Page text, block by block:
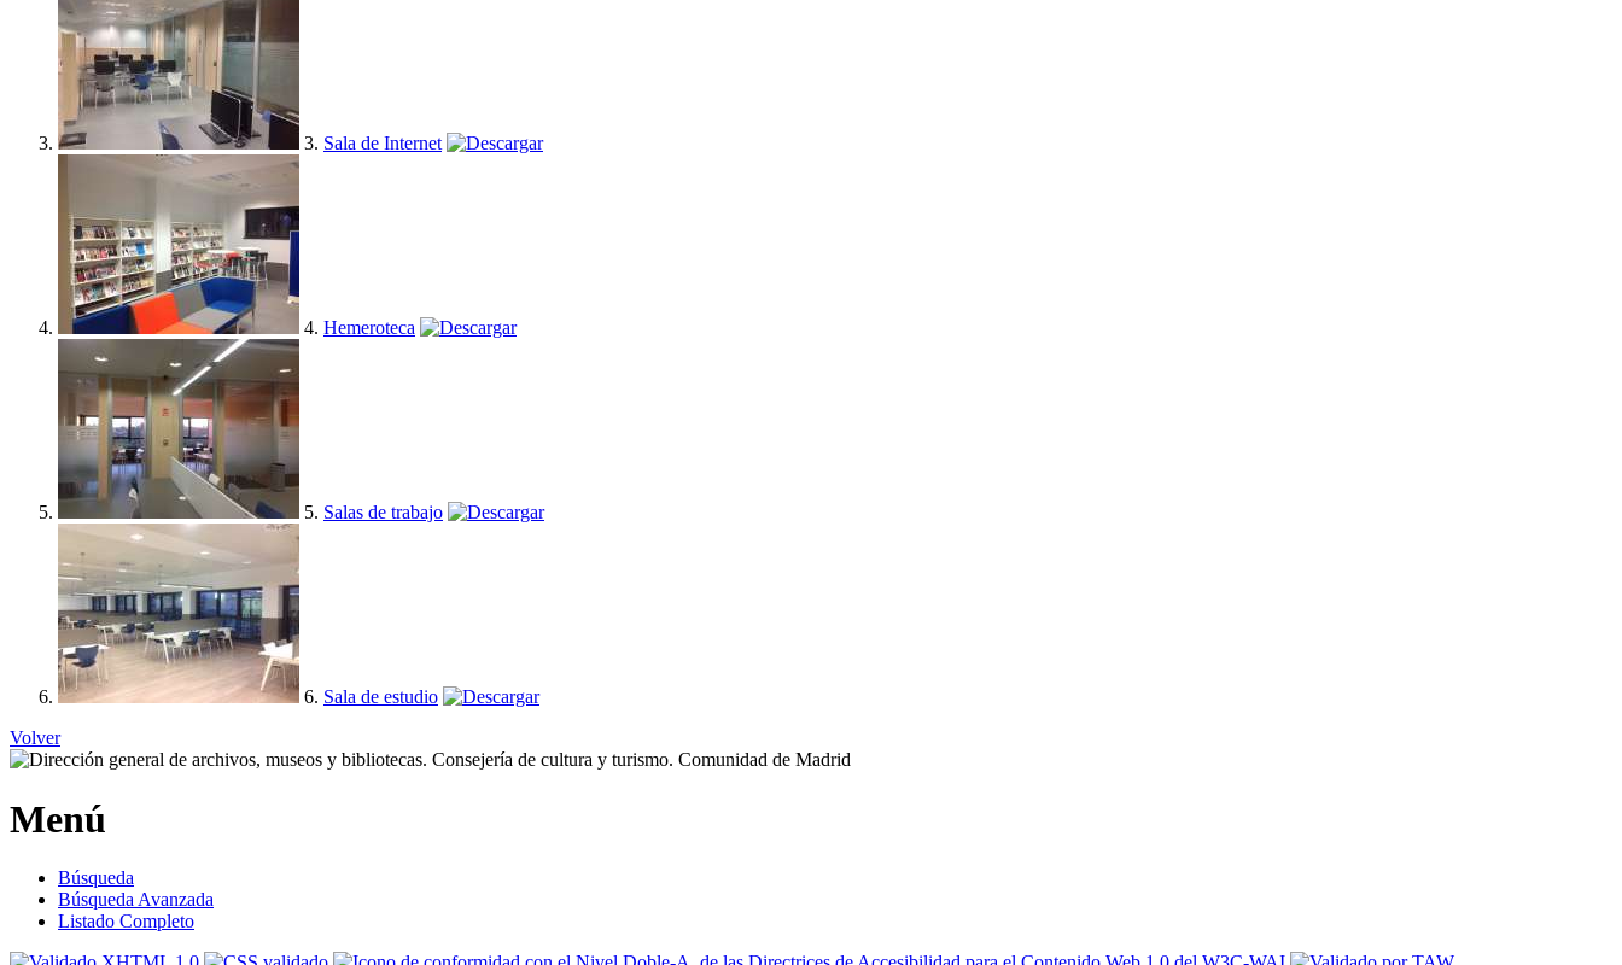
3. Sala de Internet
4. Hemeroteca
5. Salas de trabajo
6. Sala de estudio
Volver
Menú
Búsqueda
Búsqueda Avanzada
Listado Completo